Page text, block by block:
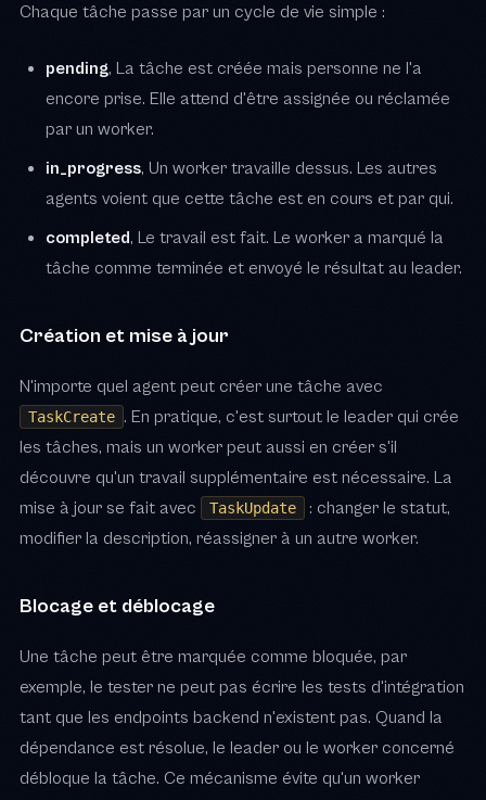
Chaque tâche passe par un cycle de vie simple :
pending, La tâche est créée mais personne ne l'a
encore prise. Elle attend d'être assignée ou réclamée
par un worker.
in_progress, Un worker travaille dessus. Les autres
agents voient que cette tâche est en cours et par qui.
completed, Le travail est fait. Le worker a marqué la
tâche comme terminée et envoyé le résultat au leader.
Création et mise à jour
N'importe quel agent peut créer une tâche avec
TaskCreate . En pratique, c'est surtout le leader qui crée
les tâches, mais un worker peut aussi en créer s'il
découvre qu'un travail supplémentaire est nécessaire. La
mise à jour se fait avec
TaskUpdate
: changer le statut,
modifier la description, réassigner à un autre worker.
Blocage et déblocage
Une tâche peut être marquée comme bloquée, par
exemple, le tester ne peut pas écrire les tests d'intégration
tant que les endpoints backend n'existent pas. Quand la
dépendance est résolue, le leader ou le worker concerné
débloque la tâche. Ce mécanisme évite qu'un worker